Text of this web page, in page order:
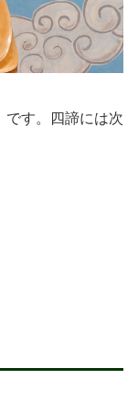
です。四諦には次